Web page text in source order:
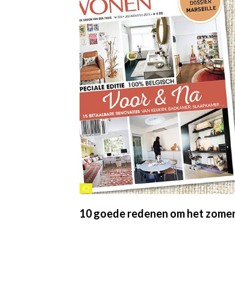
©
10 goede redenen om het